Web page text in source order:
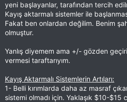
yeni başlayanlar, tarafından tercih
Kayış aktarmalı sistemler ile
Fakat ben onlardan değilim. Benim
olmuştur.
Yanlış diyemem ama +/- gözden
vermesi taraftarıyım.
Kayış Aktarmalı Sistemlerin Artıları:
1- Belli kırımlarda daha az masraf
sistemi olmadı için. Yaklaşık $10-$15